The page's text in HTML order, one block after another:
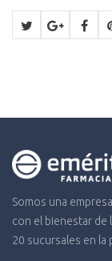
Somos una
con el bienestar de
20 sucursales en la